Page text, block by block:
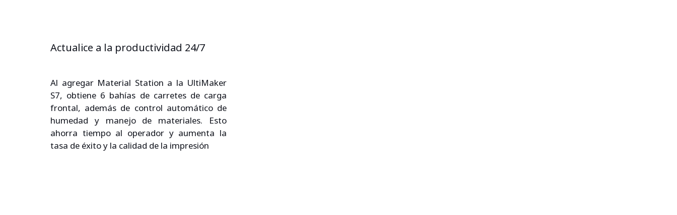
Actualice a la productividad 24/7
Al agregar Material Station a la UltiMaker
S7, obtiene 6 bahías de carretes de carga
frontal, además de control automático de
humedad y manejo de materiales. Esto
ahorra tiempo al operador y aumenta la
tasa de éxito y la calidad de la impresión